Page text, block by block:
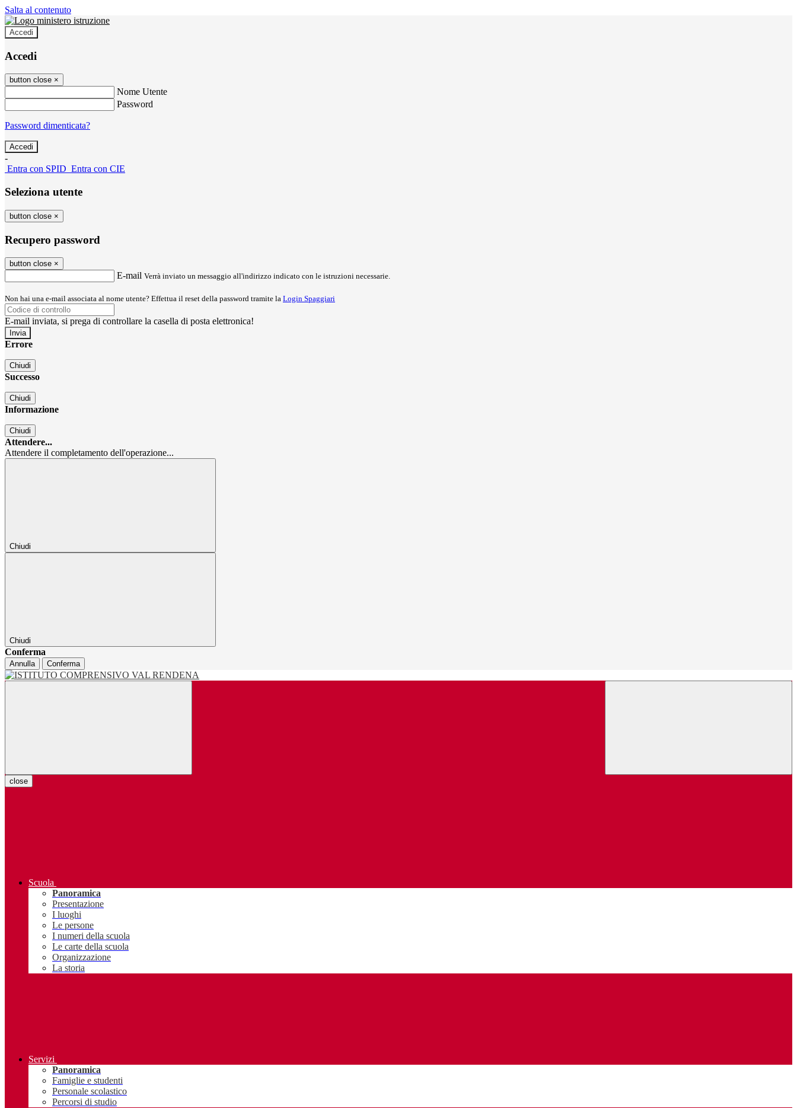
Salta al contenuto
Accedi
Accedi
button close ×
Nome Utente
Password
Password dimenticata?
-
Entra con SPID Entra con CIE
Seleziona utente
button close ×
Recupero password
button close ×
E-mail Verrà inviato un messaggio all'indirizzo indicato con le istruzioni necessarie.
Non hai una e-mail associata al nome utente? Effettua il reset della password tramite la Login Spaggiari
E-mail inviata, si prega di controllare la casella di posta elettronica!
Errore
Chiudi
Successo
Chiudi
Informazione
Chiudi
Attendere...
Attendere il completamento dell'operazione...
Chiudi
Chiudi
Conferma
Annulla Conferma
close
Scuola
Panoramica
Presentazione
I luoghi
Le persone
I numeri della scuola
Le carte della scuola
Organizzazione
La storia
Servizi
Panoramica
Famiglie e studenti
Personale scolastico
Percorsi di studio